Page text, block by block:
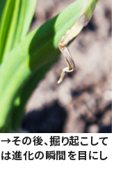
の後、掘り起こして
は進化の瞬間を目にし